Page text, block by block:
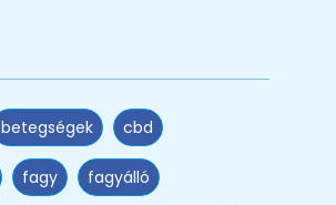
betegségek cbd
fagy fagyálló